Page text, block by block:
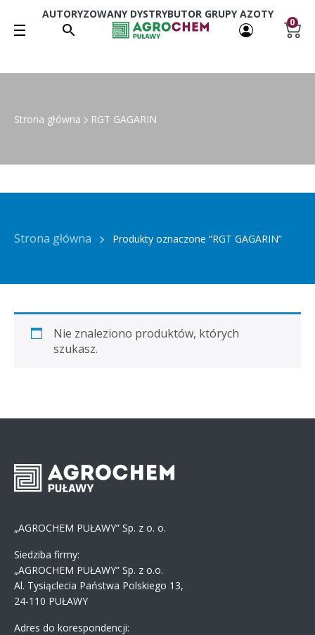
AUTORYZOWANY DYSTRYBUTOR GRUPY AZOTY
0
Strona główna RGT GAGARIN
Strona główna Produkty oznaczone “RGT GAGARIN”
Nie znaleziono produktów, których
szukasz.
„AGROCHEM PUŁAWY” Sp. z o. o.
Siedziba firmy:
„AGROCHEM PUŁAWY” Sp. z o.o.
Al. Tysiąclecia Państwa Polskiego 13,
24-110 PUŁAWY
Adres do korespondencji: